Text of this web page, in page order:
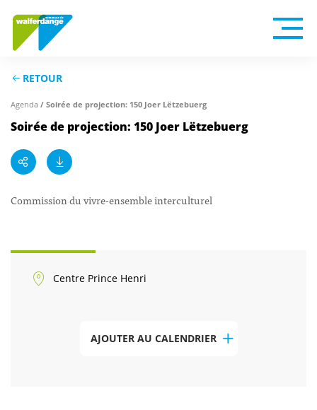
RETOUR
Agenda / Soirée de projection: 150 Joer Lëtzebuerg
Soirée de projection: 150 Joer Lëtzebuerg
Commission du vivre-ensemble interculturel
Centre Prince Henri
AJOUTER AU CALENDRIER